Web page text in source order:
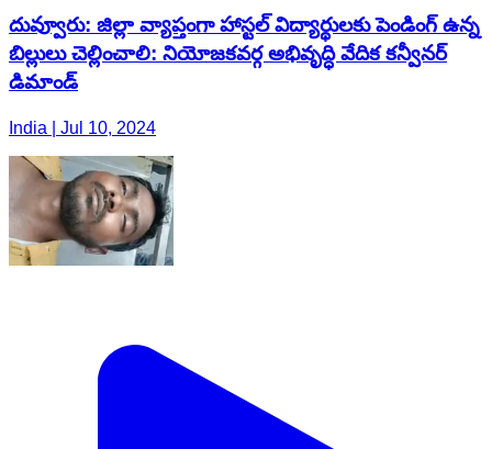
దువ్వూరు: జిల్లా వ్యాప్తంగా హాస్టల్ విద్యార్థులకు పెండింగ్ ఉన్న
బిల్లులు చెల్లించాలి: నియోజకవర్గ అభివృద్ధి వేదిక కన్వీనర్
డిమాండ్
India | Jul 10, 2024